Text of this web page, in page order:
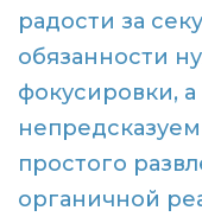
радости за
обязанности
фокусировки,
простого
органичной